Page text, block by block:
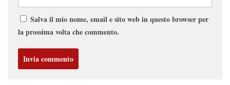
Salva il mio nome, email e sito web in questo browser per
la prossima volta che commento.